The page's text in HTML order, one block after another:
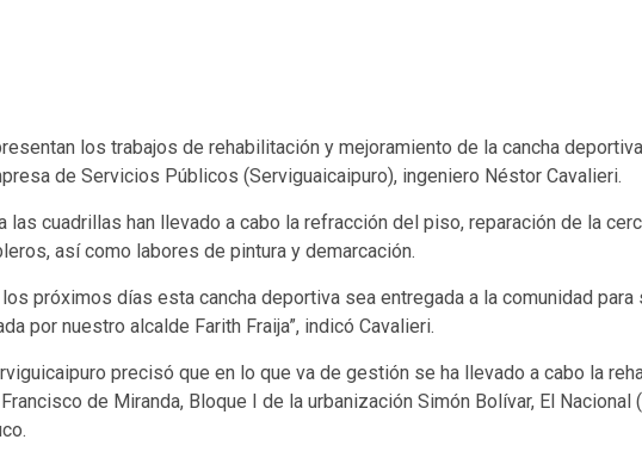
los trabajos de rehabilitación y mejoramiento de la cancha
de Servicios Públicos (Serviguaicaipuro), ingeniero Néstor Cavalieri.
las cuadrillas han llevado a cabo la refracción del piso, reparación de la
así como labores de pintura y demarcación.
próximos días esta cancha deportiva sea entregada a la comunidad
por nuestro alcalde Farith Fraija”, indicó Cavalieri.
precisó que en lo que va de gestión se ha llevado a cabo la
Francisco de Miranda, Bloque I de la urbanización Simón Bolívar, El